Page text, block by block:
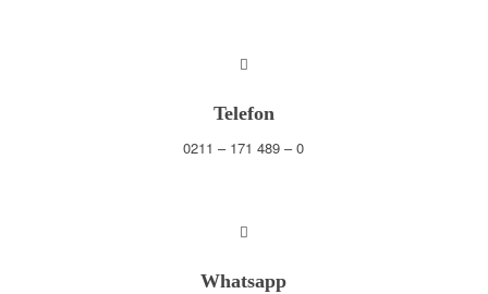
Telefon
0211 – 171 489 – 0
Whatsapp